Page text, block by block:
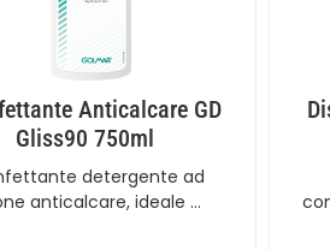
Anticalcare GD
Gliss90 750ml
detergente ad
anticalcare, ideale …